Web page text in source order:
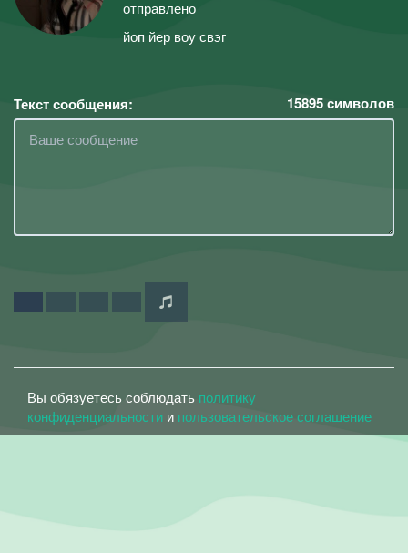
отправлено
йоп йер воу свэг
Текст сообщения: 15895символов
Вы обязуетесь соблюдать политику
конфиденциальности и пользовательское соглашение